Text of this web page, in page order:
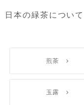
日本の緑茶について
煎茶
玉露